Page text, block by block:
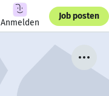
Anmelden
Job posten